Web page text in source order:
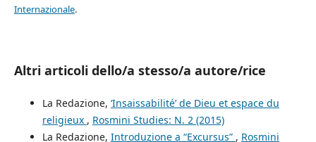
Internazionale.
Altri articoli dello/a stesso/a autore/rice
La Redazione, ‘Insaissabilité’ de Dieu et espace du
religieux , Rosmini Studies: N. 2 (2015)
La Redazione, Introduzione a “Excursus” , Rosmini